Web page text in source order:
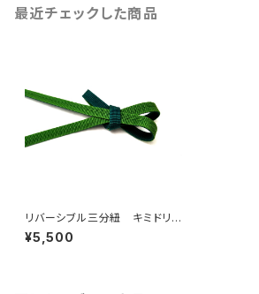
最近チェックした商品
リバーシブル三分紐 キミドリ×
ミドリ
¥5,500